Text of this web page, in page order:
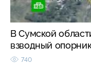
В Сумской
взводный
740